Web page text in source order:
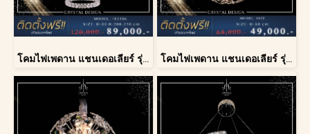
โคมไฟเพดาน แชนเดอเลียร์ รุ่น 183586 โคมไฟเพดาน แชนเดอเลียร์ รุ่น A028-D60